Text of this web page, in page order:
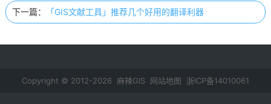
下一篇： 「GIS文献工具」推荐几个好用的翻译利器
Copyright © 2012-2026 麻辣GIS 网站地图 浙ICP备14010061